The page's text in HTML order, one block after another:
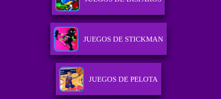
JUEGOS DE STICKMAN
JUEGOS DE PELOTA